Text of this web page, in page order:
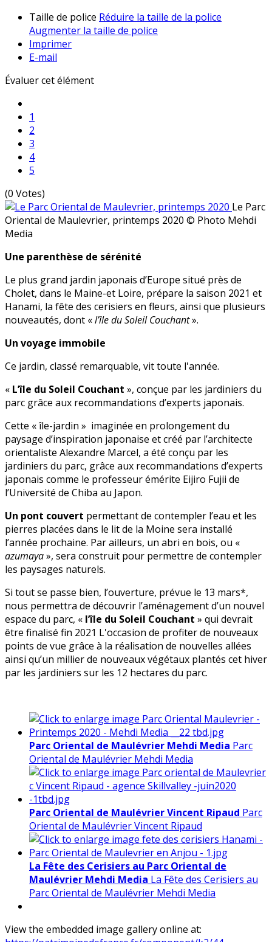
Taille de police Réduire la taille de la police
Augmenter la taille de police
Imprimer
E-mail
Évaluer cet élément
1
2
3
4
5
(0 Votes)
Le Parc
Oriental de Maulevrier, printemps 2020 © Photo Mehdi
Media
Une parenthèse de sérénité
Le plus grand jardin japonais d’Europe situé près de
Cholet, dans le Maine-et Loire, prépare la saison 2021 et
Hanami, la fête des cerisiers en fleurs, ainsi que plusieurs
nouveautés, dont «l’île du Soleil Couchant».
Un voyage immobile
Ce jardin, classé remarquable, vit toute l'année.
« L’île du Soleil Couchant », conçue par les jardiniers du
parc grâce aux recommandations d’experts japonais.
Cette « île-jardin » imaginée en prolongement du
paysage d’inspiration japonaise et créé par l’architecte
orientaliste Alexandre Marcel, a été conçu par les
jardiniers du parc, grâce aux recommandations d’experts
japonais comme le professeur émérite Eijiro Fujii de
l’Université de Chiba au Japon.
Un pont couvert permettant de contempler l’eau et les
pierres placées dans le lit de la Moine sera installé
l’année prochaine. Par ailleurs, un abri en bois, ou «
azumaya», sera construit pour permettre de contempler
les paysages naturels.
Si tout se passe bien, l’ouverture, prévue le 13 mars*,
nous permettra de découvrir l’aménagement d’un nouvel
espace du parc, « l’île du Soleil Couchant » qui devrait
être finalisé fin 2021 L'occasion de profiter de nouveaux
points de vue grâce à la réalisation de nouvelles allées
ainsi qu’un millier de nouveaux végétaux plantés cet hiver
par les jardiniers sur les 12 hectares du parc.
Parc Oriental de Maulévrier Mehdi Media Parc
Oriental de Maulévrier Mehdi Media
Parc Oriental de Maulévrier Vincent Ripaud Parc
Oriental de Maulévrier Vincent Ripaud
La Fête des Cerisiers au Parc Oriental de
Maulévrier Mehdi Media La Fête des Cerisiers au
Parc Oriental de Maulévrier Mehdi Media
View the embedded image gallery online at: